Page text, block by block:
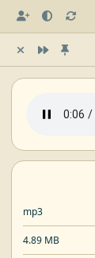
mp3
4.89 MB